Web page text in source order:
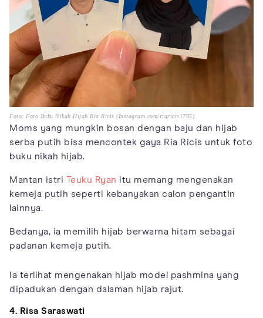
Foto: Foto Buku Nikah Hijab Ria Ricis (Instagram.com/riaricis1795)
Moms yang mungkin bosan dengan baju dan hijab
serba putih bisa mencontek gaya Ria Ricis untuk foto
buku nikah hijab.
Mantan istri Teuku Ryan itu memang mengenakan
kemeja putih seperti kebanyakan calon pengantin
lainnya.
Bedanya, ia memilih hijab berwarna hitam sebagai
padanan kemeja putih.
Ia terlihat mengenakan hijab model pashmina yang
dipadukan dengan dalaman hijab rajut.
4. Risa Saraswati